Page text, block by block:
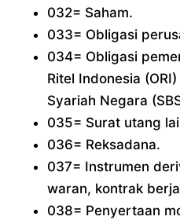
032= Saham.
033= Obligasi
034= Obligasi
Ritel Indonesia
Syariah Negara
035= Surat utang
036= Reksadana.
037= Instrumen
waran, kontrak
038= Penyertaan